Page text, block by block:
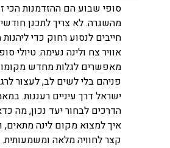
סופי שבוע הם ההזדמנות הכי
מהשגרה. לא צריך לתכנן
חייבים לנסוע רחוק כדי
אוויר צח ולינה נעימה. טיולי
מאפשרים לגלות מחדש
פניהם בלי לשים לב, לעצור
ישראל דרך עיניים רעננות.
הדרכים לבחור יעד נכון, מה
איך למצוא מקום לינה מתאים,
קצר לחוויה מלאה ומשמעותית.